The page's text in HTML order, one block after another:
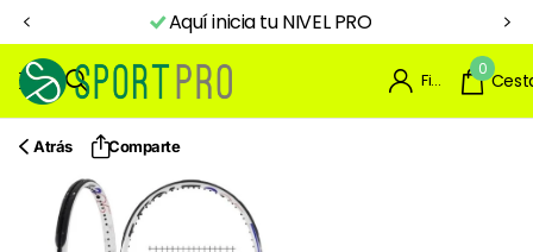
Aquí inicia tu NIVEL PRO
Firme en el registro
0
Atrás Comparte